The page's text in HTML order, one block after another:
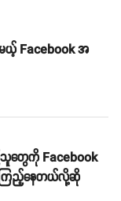
ယ့် Facebook အ
ေကို Facebook
ကြည့်နေတယ်လို့ဆို